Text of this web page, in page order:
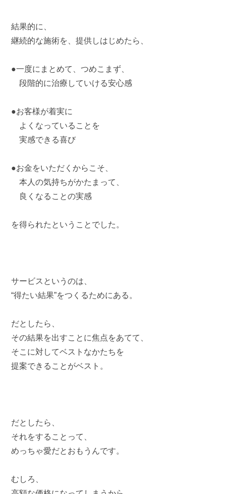
結果的に、
継続的な施術を、提供しはじめたら、
●一度にまとめて、つめこまず、
段階的に治療していける安心感
●お客様が着実に
よくなっていることを
実感できる喜び
●お金をいただくからこそ、
本人の気持ちがかたまって、
良くなることの実感
を得られたということでした。
サービスというのは、
“得たい結果”をつくるためにある。
だとしたら、
その結果を出すことに焦点をあてて、
そこに対してベストなかたちを
提案できることがベスト。
だとしたら、
それをすることって、
めっちゃ愛だとおもうんです。
むしろ、